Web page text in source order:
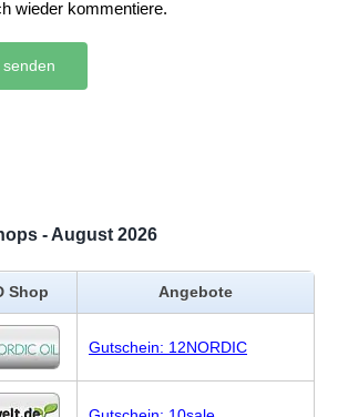
wieder kommentiere.
- August 2026
Shop Angebote
Gutschein: 12NORDIC